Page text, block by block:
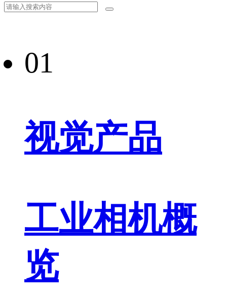
01
视觉产品
工业相机概
览